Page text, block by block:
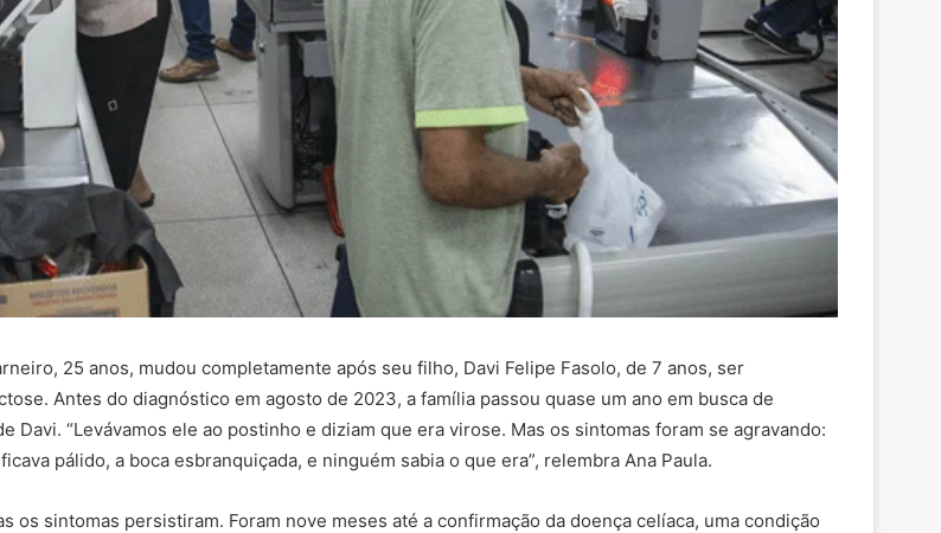
25 anos, mudou completamente após seu filho, Davi Felipe Fasolo, de 7 anos, ser
Antes do diagnóstico em agosto de 2023, a família passou quase um ano em busca de
Davi. “Levávamos ele ao postinho e diziam que era virose. Mas os sintomas foram se agravando:
pálido, a boca esbranquiçada, e ninguém sabia o que era”, relembra Ana Paula.
sintomas persistiram. Foram nove meses até a confirmação da doença celíaca, uma condição